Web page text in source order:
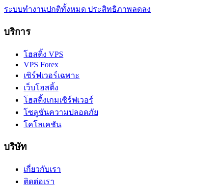
ระบบทำงานปกติทั้งหมด ประสิทธิภาพลดลง
บริการ
โฮสติ้ง VPS
VPS Forex
เซิร์ฟเวอร์เฉพาะ
เว็บโฮสติ้ง
โฮสติ้งเกมเซิร์ฟเวอร์
โซลูชันความปลอดภัย
โคโลเคชัน
บริษัท
เกี่ยวกับเรา
ติดต่อเรา